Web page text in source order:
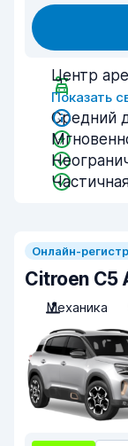
Центр
Показать
Средний
Онлайн-
Citroen C5
Механика